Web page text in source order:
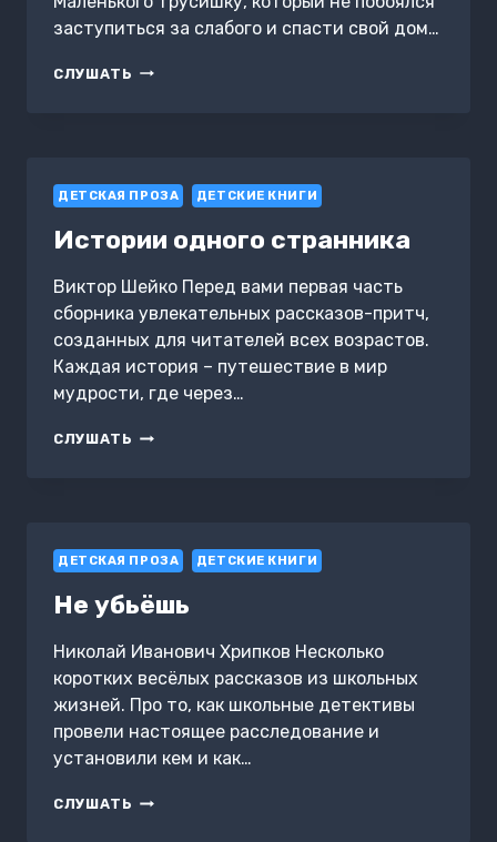
заступиться за слабого и спасти свой дом…
СЛУШАТЬ СКАЗКА
ДЕТСКАЯ ПРОЗА ДЕТСКИЕ КНИГИ
Истории одного странника
Виктор Шейко Перед вами первая часть
сборника увлекательных рассказов-притч,
созданных для читателей всех возрастов.
Каждая история – путешествие в мир
мудрости, где через…
СЛУШАТЬ ИСТОРИИ
ДЕТСКАЯ ПРОЗА ДЕТСКИЕ КНИГИ
Не убьёшь
Николай Иванович Хрипков Несколько
коротких весёлых рассказов из школьных
жизней. Про то, как школьные детективы
провели настоящее расследование и
установили кем и как…
СЛУШАТЬ НЕ